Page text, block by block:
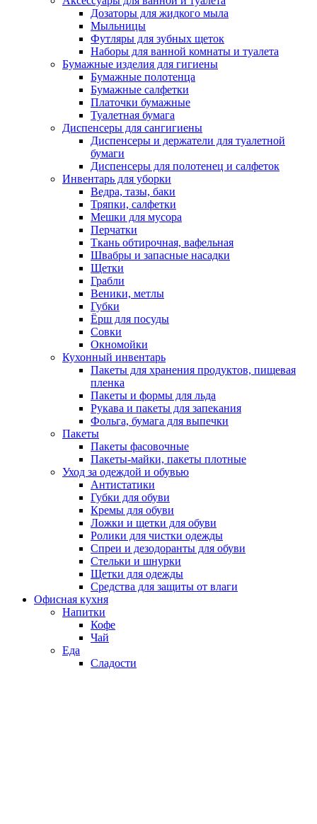
Дозаторы для жидкого мыла
Мыльницы
Футляры для зубных щеток
Наборы для ванной комнаты и туалета
Бумажные изделия для гигиены
Бумажные полотенца
Бумажные салфетки
Платочки бумажные
Туалетная бумага
Диспенсеры для сангигиены
Диспенсеры и держатели для туалетной
бумаги
Диспенсеры для полотенец и салфеток
Инвентарь для уборки
Ведра, тазы, баки
Тряпки, салфетки
Мешки для мусора
Перчатки
Ткань обтирочная, вафельная
Швабры и запасные насадки
Щетки
Грабли
Веники, метлы
Губки
Ёрш для посуды
Совки
Окномойки
Кухонный инвентарь
Пакеты для хранения продуктов, пищевая
пленка
Пакеты и формы для льда
Рукава и пакеты для запекания
Фольга, бумага для выпечки
Пакеты
Пакеты фасовочные
Пакеты-майки, пакеты плотные
Уход за одеждой и обувью
Антистатики
Губки для обуви
Кремы для обуви
Ложки и щетки для обуви
Ролики для чистки одежды
Спреи и дезодоранты для обуви
Стельки и шнурки
Щетки для одежды
Средства для защиты от влаги
Офисная кухня
Напитки
Кофе
Чай
Еда
Сладости